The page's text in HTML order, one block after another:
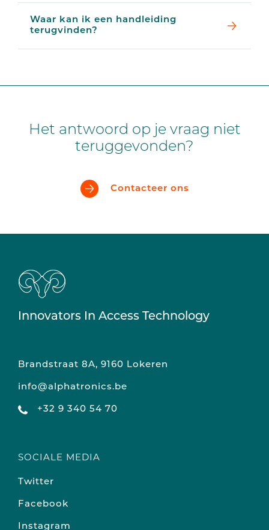
Waar kan ik een handleiding
terugvinden?
Het antwoord op je vraag niet
teruggevonden?
Contacteer ons
Innovators In Access Technology
Brandstraat 8A, 9160 Lokeren
info@alphatronics.be
+32 9 340 54 70
SOCIALE MEDIA
Twitter
Facebook
Instagram